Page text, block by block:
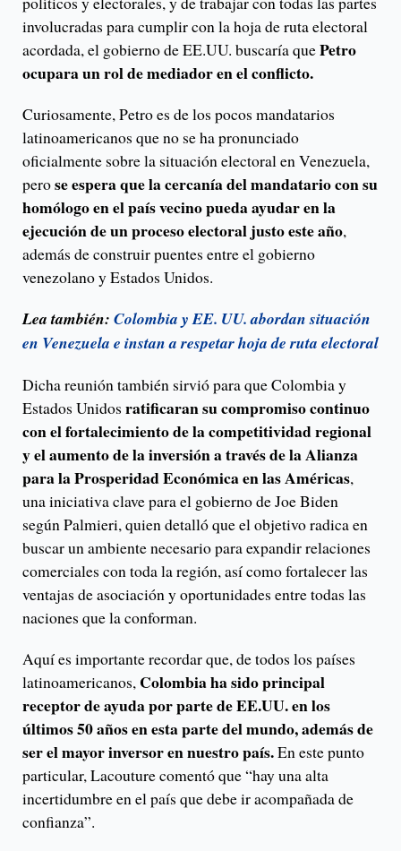
involucradas para cumplir con la hoja de ruta electoral
acordada, el gobierno de EE.UU. buscaría quePetro
ocupara un rol de mediador en el conflicto.
Curiosamente, Petro es de los pocos mandatarios
latinoamericanos que no se ha pronunciado
oficialmente sobre la situación electoral en Venezuela,
perose espera que la cercanía del mandatario con su
homólogo en el país vecino pueda ayudar en la
ejecución de un proceso electoral justo este año,
además de construir puentes entre el gobierno
venezolano y Estados Unidos.
Lea también: Colombia y EE. UU. abordan situación
en Venezuela e instan a respetar hoja de ruta electoral
Dicha reunión también sirvió para que Colombia y
Estados Unidos ratificaran su compromiso continuo
con el fortalecimiento de la competitividad regional
y el aumento de la inversión a través de la Alianza
para la Prosperidad Económica en las Américas,
una iniciativa clave para el gobierno de Joe Biden
según Palmieri, quien detalló que el objetivo radica en
buscar un ambiente necesario para expandir relaciones
comerciales con toda la región, así como fortalecer las
ventajas de asociación y oportunidades entre todas las
naciones que la conforman.
Aquí es importante recordar que, de todos los países
latinoamericanos, Colombia ha sido principal
receptor de ayuda por parte de EE.UU. en los
últimos 50 años en esta parte del mundo, además de
ser el mayor inversor en nuestro país.En este punto
particular, Lacouture comentó que “hay una alta
incertidumbre en el país que debe ir acompañada de
confianza”.